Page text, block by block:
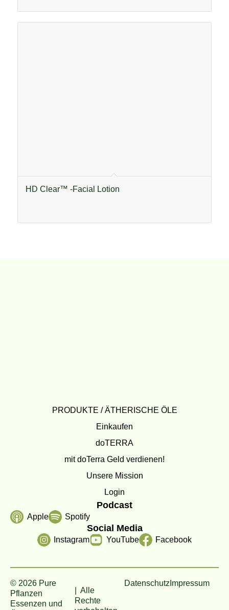
HD Clear™ -Facial Lotion
PRODUKTE / ÄTHERISCHE ÖLE
Einkaufen
doTERRA
mit doTerra Geld verdienen!
Unsere Mission
Login
Podcast
Apple Spotify
Social Media
Instagram YouTube Facebook
© 2026 Pure
Pflanzen
Essenzen und
| Alle
Rechte
Datenschutz Impressum